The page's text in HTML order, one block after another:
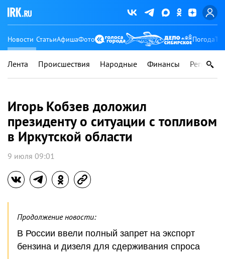
Новости СтатьиАфишаФото Погода
Лента Происшествия Народные Финансы Регионы
Игорь Кобзев доложил
президенту о ситуации с топливом
в Иркутской области
9 июля 09:01
Продолжение новости:
В России ввели полный запрет на экспорт
бензина и дизеля для сдерживания спроса